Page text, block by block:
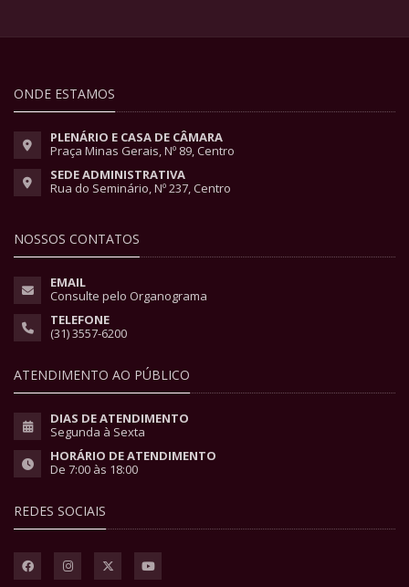
ONDE ESTAMOS
PLENÁRIO E CASA DE CÂMARA
Praça Minas Gerais, Nº 89, Centro
SEDE ADMINISTRATIVA
Rua do Seminário, Nº 237, Centro
NOSSOS CONTATOS
EMAIL
Consulte pelo Organograma
TELEFONE
(31) 3557-6200
ATENDIMENTO AO PÚBLICO
DIAS DE ATENDIMENTO
Segunda à Sexta
HORÁRIO DE ATENDIMENTO
De 7:00 às 18:00
REDES SOCIAIS